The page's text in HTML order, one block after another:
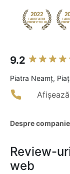
9.2
Piatra Neamţ,
Despre
Review-
web